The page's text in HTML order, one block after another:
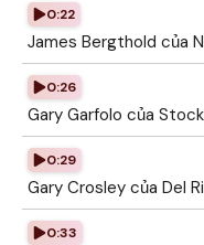
0:22
James Bergthold của
0:26
Gary Garfolo của
0:29
Gary Crosley của Del
0:33